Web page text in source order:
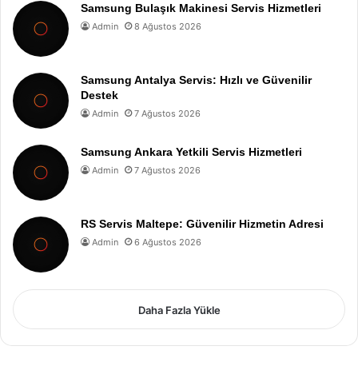
Samsung Bulaşık Makinesi Servis Hizmetleri
Admin 8 Ağustos 2026
Samsung Antalya Servis: Hızlı ve Güvenilir
Destek
Admin 7 Ağustos 2026
Samsung Ankara Yetkili Servis Hizmetleri
Admin 7 Ağustos 2026
RS Servis Maltepe: Güvenilir Hizmetin Adresi
Admin 6 Ağustos 2026
Daha Fazla Yükle